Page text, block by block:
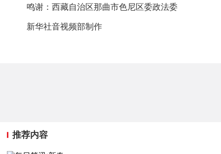
鸣谢：西藏自治区那曲市色尼区委政法委
新华社音视频部制作
推荐内容